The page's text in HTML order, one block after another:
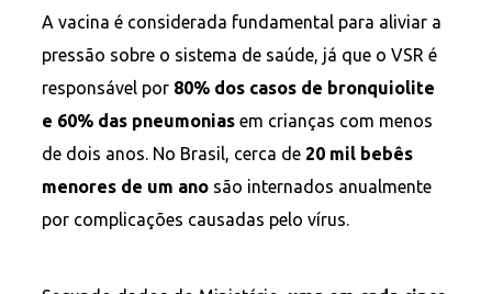
A vacina é considerada fundamental para aliviar a
pressão sobre o sistema de saúde, já que o VSR é
responsável por 80% dos casos de bronquiolite
e 60% das pneumonias em crianças com menos
de dois anos. No Brasil, cerca de 20 mil bebês
menores de um ano são internados anualmente
por complicações causadas pelo vírus.